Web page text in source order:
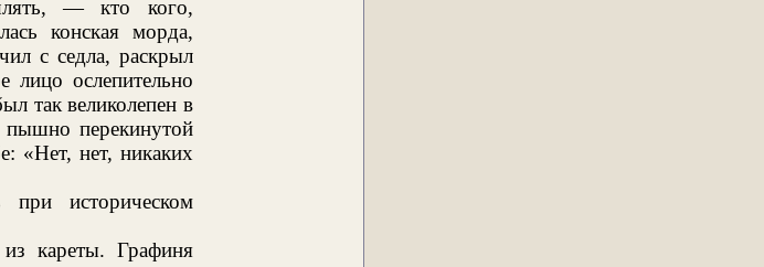
— кто кого,
конская морда,
с седла, раскрыл
ослепительно
так великолепен в
пышно перекинутой
«Нет, нет, никаких
историческом
кареты. Графиня